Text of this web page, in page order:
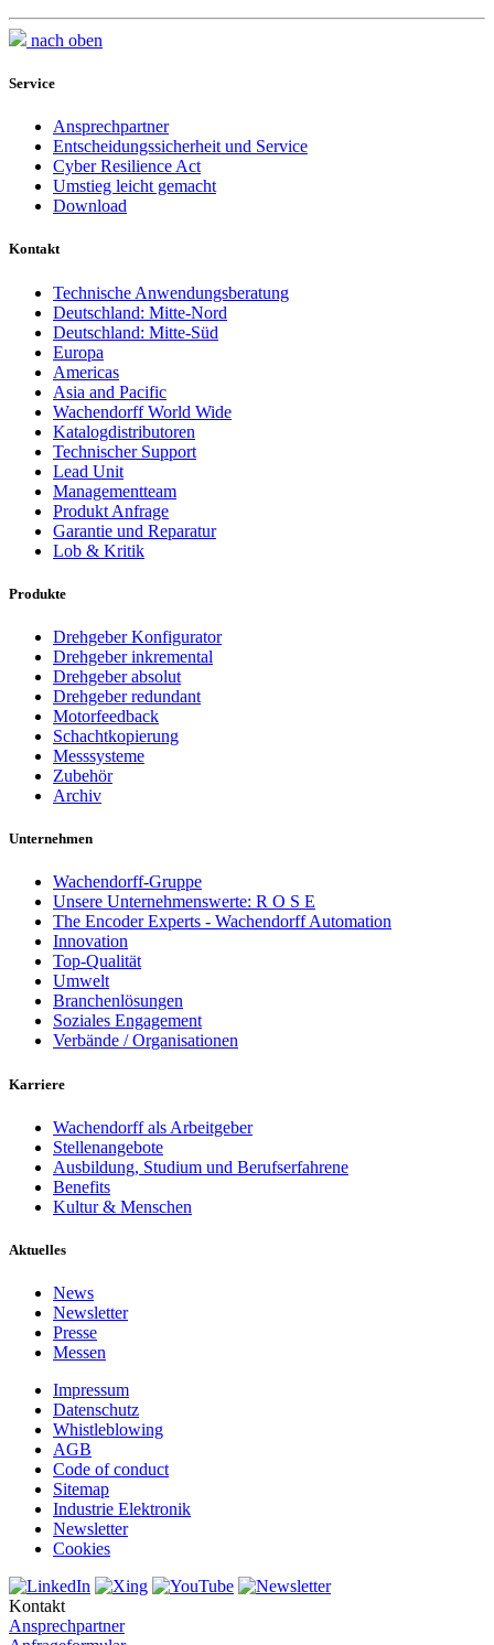
nach oben
Service
Ansprechpartner
Entscheidungssicherheit und Service
Cyber Resilience Act
Umstieg leicht gemacht
Download
Kontakt
Technische Anwendungsberatung
Deutschland: Mitte-Nord
Deutschland: Mitte-Süd
Europa
Americas
Asia and Pacific
Wachendorff World Wide
Katalogdistributoren
Technischer Support
Lead Unit
Managementteam
Produkt Anfrage
Garantie und Reparatur
Lob & Kritik
Produkte
Drehgeber Konfigurator
Drehgeber inkremental
Drehgeber absolut
Drehgeber redundant
Motorfeedback
Schachtkopierung
Messsysteme
Zubehör
Archiv
Unternehmen
Wachendorff-Gruppe
Unsere Unternehmenswerte: R O S E
The Encoder Experts - Wachendorff Automation
Innovation
Top-Qualität
Umwelt
Branchenlösungen
Soziales Engagement
Verbände / Organisationen
Karriere
Wachendorff als Arbeitgeber
Stellenangebote
Ausbildung, Studium und Berufserfahrene
Benefits
Kultur & Menschen
Aktuelles
News
Newsletter
Presse
Messen
Impressum
Datenschutz
Whistleblowing
AGB
Code of conduct
Sitemap
Industrie Elektronik
Newsletter
Cookies
Kontakt
Ansprechpartner